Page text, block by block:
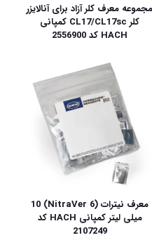
مجموعه معرف کلر آزاد برای آنالایزر
کلر CL17/CL17sc کمپانی
HACH کد 2556900
معرف نیترات (NitraVer 6) 10
میلی لیتر کمپانی HACH کد
2107249